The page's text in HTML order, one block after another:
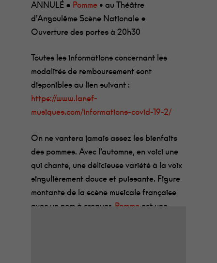
ANNULÉ ● Pomme • au Théâtre
d’Angoulême Scène Nationale ●
Ouverture des portes à 20h30
Toutes les informations concernant les
modalités de remboursement sont
disponibles au lien suivant :
https://www.lanef-
musiques.com/informations-covid-19-2/
On ne vantera jamais assez les bienfaits
des pommes. Avec l’automne, en voici une
qui chante, une délicieuse variété à la voix
singulièrement douce et puissante. Figure
montante de la scène musicale française
avec un nom à croquer, Pomme est une